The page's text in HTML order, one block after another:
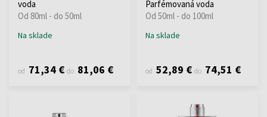
voda
Od 80ml - do 50ml
Na sklade
od 71,34 € do 81,06 €
Parfémovaná voda
Od 50ml - do 100ml
Na sklade
od 52,89 € do 74,51 €